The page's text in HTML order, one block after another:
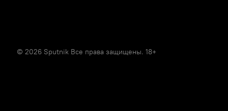
© 2026 Sputnik Все права защищены. 18+